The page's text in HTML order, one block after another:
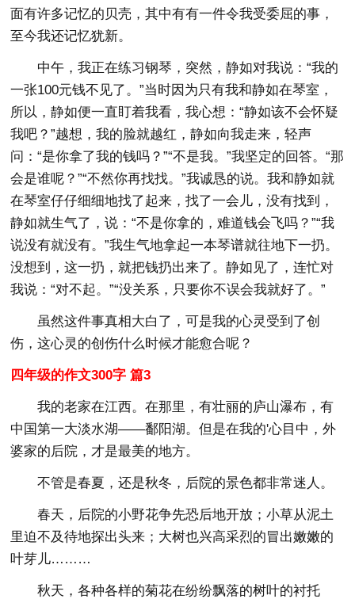
面有许多记忆的贝壳，其中有有一件令我受委屈的事，
至今我还记忆犹新。
中午，我正在练习钢琴，突然，静如对我说：“我的
一张100元钱不见了。”当时因为只有我和静如在琴室，
所以，静如便一直盯着我看，我心想：“静如该不会怀疑
我吧？”越想，我的脸就越红，静如向我走来，轻声
问：“是你拿了我的钱吗？”“不是我。”我坚定的回答。“那
会是谁呢？”“不然你再找找。”我诚恳的说。我和静如就
在琴室仔仔细细地找了起来，找了一会儿，没有找到，
静如就生气了，说：“不是你拿的，难道钱会飞吗？”“我
说没有就没有。”我生气地拿起一本琴谱就往地下一扔。
没想到，这一扔，就把钱扔出来了。静如见了，连忙对
我说：“对不起。”“没关系，只要你不误会我就好了。”
虽然这件事真相大白了，可是我的心灵受到了创
伤，这心灵的创伤什么时候才能愈合呢？
四年级的作文300字 篇3
我的老家在江西。在那里，有壮丽的庐山瀑布，有
中国第一大淡水湖——鄱阳湖。但是在我的'心目中，外
婆家的后院，才是最美的地方。
不管是春夏，还是秋冬，后院的景色都非常迷人。
春天，后院的小野花争先恐后地开放；小草从泥土
里迫不及待地探出头来；大树也兴高采烈的冒出嫩嫩的
叶芽儿………
秋天，各种各样的菊花在纷纷飘落的树叶的衬托